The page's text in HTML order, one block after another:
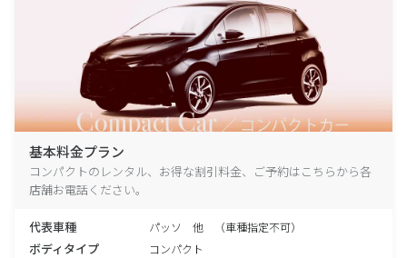
基本料金プラン
コンパクトのレンタル、お得な割引料金、ご予約はこちらから各
店舗お電話ください。
代表車種 パッソ 他 （車種指定不可）
ボディタイプ コンパクト